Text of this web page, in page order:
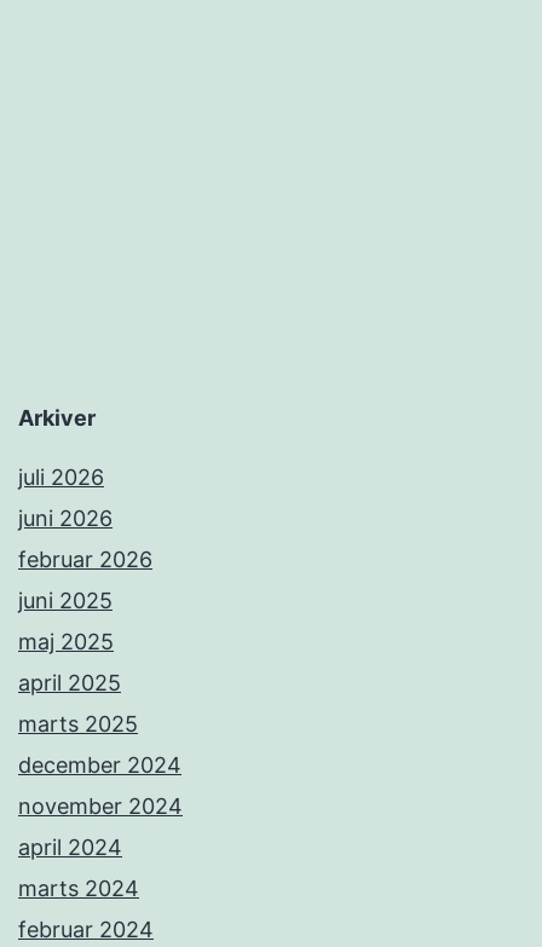
Arkiver
juli 2026
juni 2026
februar 2026
juni 2025
maj 2025
april 2025
marts 2025
december 2024
november 2024
april 2024
marts 2024
februar 2024